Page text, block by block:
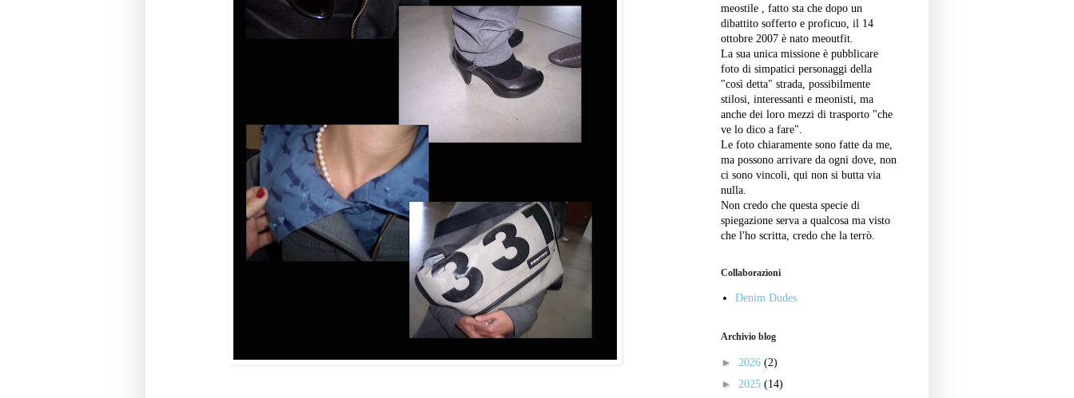
meostile , fatto sta che dopo un
dibattito sofferto e proficuo, il 14
ottobre 2007 è nato meoutfit.
La sua unica missione è pubblicare
foto di simpatici personaggi della
"così detta" strada, possibilmente
stilosi, interessanti e meonisti, ma
anche dei loro mezzi di trasporto "che
ve lo dico a fare".
Le foto chiaramente sono fatte da me,
ma possono arrivare da ogni dove, non
ci sono vincoli, qui non si butta via
nulla.
Non credo che questa specie di
spiegazione serva a qualcosa ma visto
che l'ho scritta, credo che la terrò.
Collaborazioni
Denim Dudes
Archivio blog
► 2026 (2)
► 2025 (14)